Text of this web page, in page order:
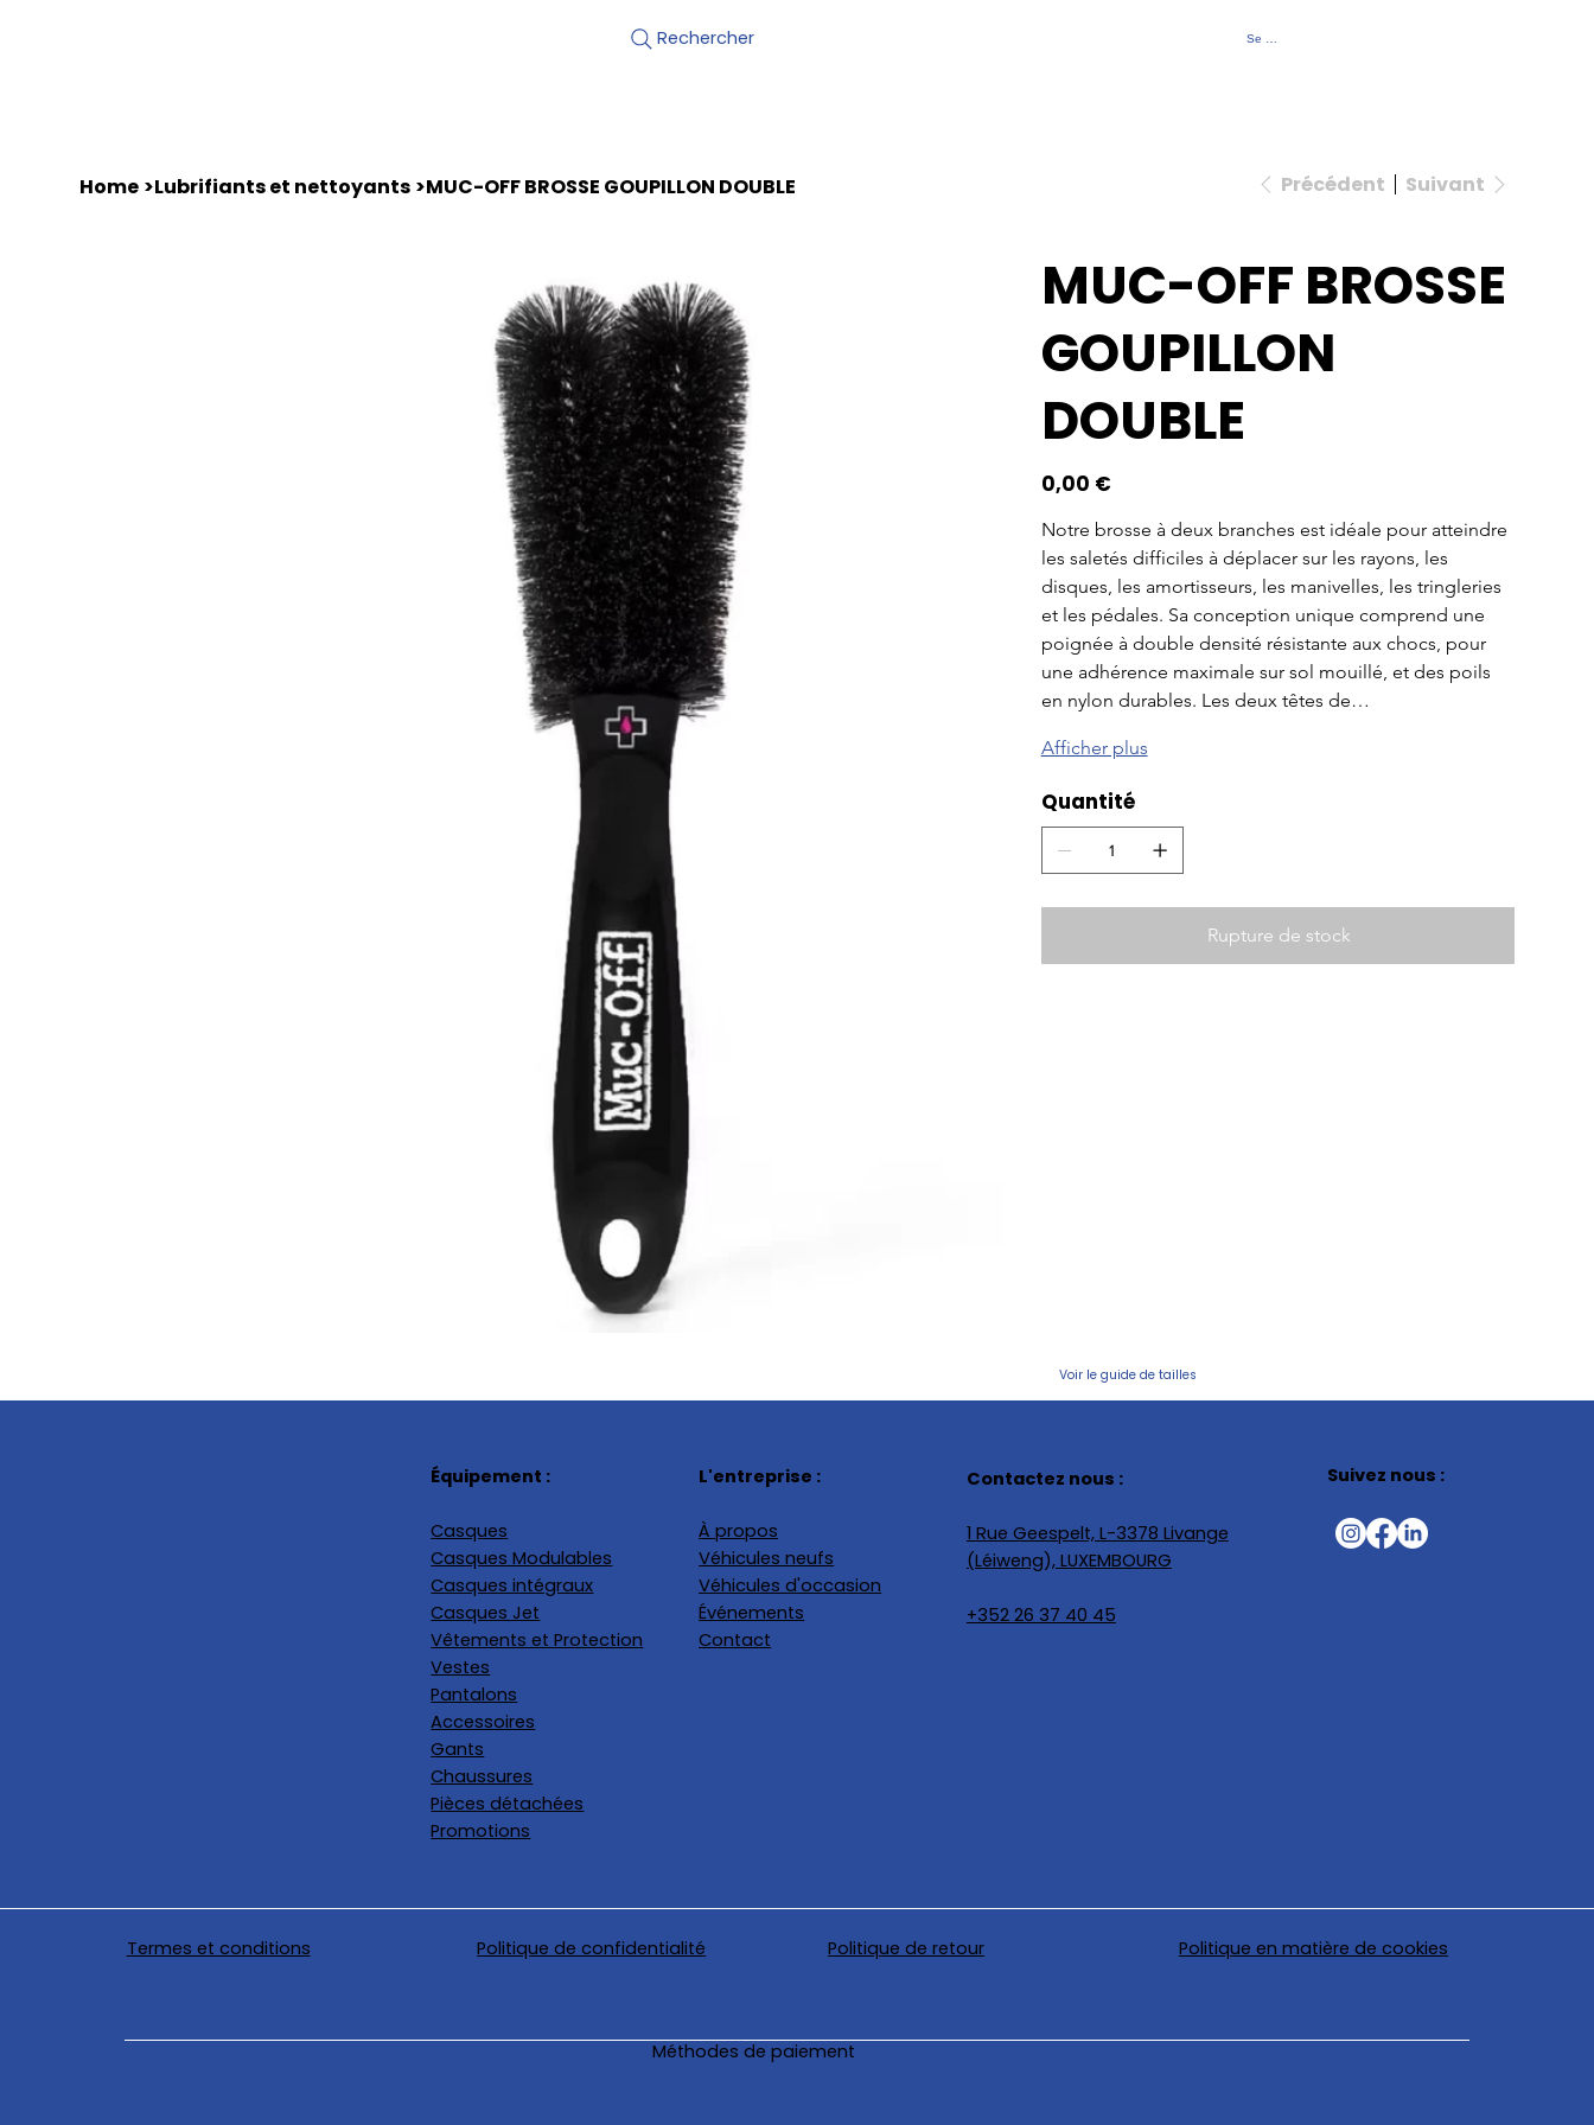
Se connecter
Home >Lubrifiants et nettoyants >MUC-OFF BROSSE GOUPILLON DOUBLE Précédent Suivant
MUC-OFF BROSSE
GOUPILLON
DOUBLE
Prix
0,00 €
Notre brosse à deux branches est idéale pour atteindre
les saletés difficiles à déplacer sur les rayons, les
disques, les amortisseurs, les manivelles, les tringleries
et les pédales. Sa conception unique comprend une
poignée à double densité résistante aux chocs, pour
une adhérence maximale sur sol mouillé, et des poils
en nylon durables. Les deux têtes de…
Afficher plus
Quantité
Rupture de stock
Voir le guide de tailles
Équipement :
Casques
Casques Modulables
Casques intégraux
Casques Jet
Vêtements et Protection
Vestes
Pantalons
Accessoires
Gants
Chaussures
Pièces détachées
Promotions
L'entreprise :
À propos
Véhicules neufs
Véhicules d'occasion
Événements
Contact
Contactez nous :
1 Rue Geespelt, L-3378 Livange
(Léiweng), LUXEMBOURG
+352 26 37 40 45
Suivez nous :
Termes et conditions Politique de confidentialité Politique de retour Politique en matière de cookies
Méthodes de paiement